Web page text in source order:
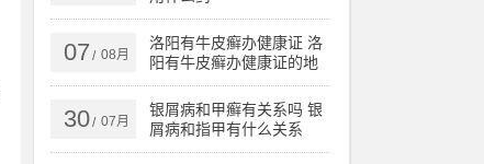
07 / 08月
洛阳有牛皮癣办健康证 洛
阳有牛皮癣办健康证的地
方吗
30/ 07月
银屑病和甲癣有关系吗 银
屑病和指甲有什么关系